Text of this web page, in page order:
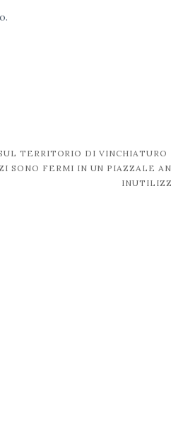
TERRITORIO DI VINCHIATURO
SONO FERMI IN UN PIAZZALE